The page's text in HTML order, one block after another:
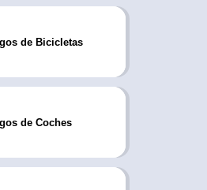
de Bicicletas
de Coches